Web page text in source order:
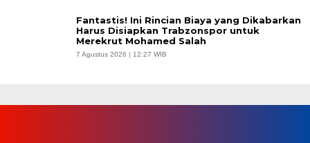
Fantastis! Ini Rincian Biaya yang Dikabarkan
Harus Disiapkan Trabzonspor untuk
Merekrut Mohamed Salah
7 Agustus 2026 | 12:27 WIB